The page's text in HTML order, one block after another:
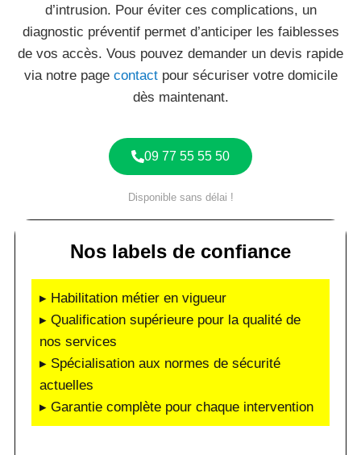
d’intrusion. Pour éviter ces complications, un
diagnostic préventif permet d’anticiper les faiblesses
de vos accès. Vous pouvez demander un devis rapide
via notre page contactpour sécuriser votre domicile
dès maintenant.
09 77 55 55 50
Disponible sans délai !
Nos labels de confiance
▸ Habilitation métier en vigueur
▸ Qualification supérieure pour la qualité de
nos services
▸ Spécialisation aux normes de sécurité
actuelles
▸ Garantie complète pour chaque intervention